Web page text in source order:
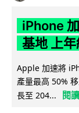
iPhone
基地 上
Apple 加速將
產量最高 50%
長至 204...
閱